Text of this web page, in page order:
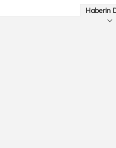
Haberin